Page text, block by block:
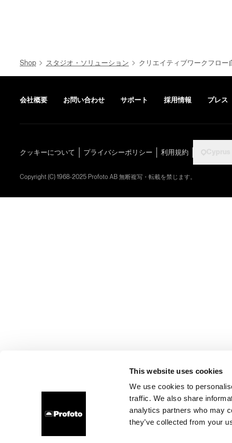
This website uses cookies
We use cookies to
traffic. We also share
analytics partners who may
they’ve collected from your
Shop スタジオ・ソリューション クリエイティブワークフロー
会社概要 お問い合わせ サポート 採用情報 プレス
クッキーについて プライバシーポリシー 利用規約
Copyright (C) 1968-2025 Profoto AB 無断複写・転載を禁じます。